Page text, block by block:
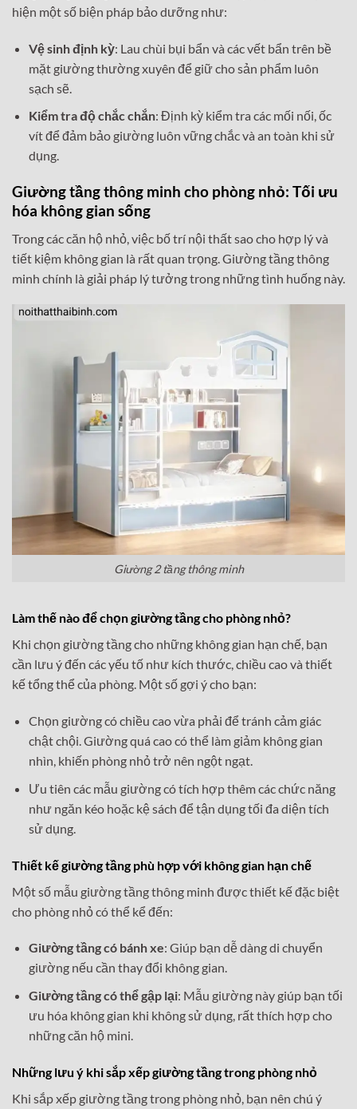
hiện một số biện pháp bảo dưỡng như:
Vệ sinh định kỳ: Lau chùi bụi bẩn và các vết bẩn trên bề
mặt giường thường xuyên để giữ cho sản phẩm luôn
sạch sẽ.
Kiểm tra độ chắc chắn: Định kỳ kiểm tra các mối nối, ốc
vít để đảm bảo giường luôn vững chắc và an toàn khi sử
dụng.
Giường tầng thông minh cho phòng nhỏ: Tối ưu
hóa không gian sống
Trong các căn hộ nhỏ, việc bố trí nội thất sao cho hợp lý và
tiết kiệm không gian là rất quan trọng. Giường tầng thông
minh chính là giải pháp lý tưởng trong những tình huống này.
Giường 2 tầng thông minh
Làm thế nào để chọn giường tầng cho phòng nhỏ?
Khi chọn giường tầng cho những không gian hạn chế, bạn
cần lưu ý đến các yếu tố như kích thước, chiều cao và thiết
kế tổng thể của phòng. Một số gợi ý cho bạn:
Chọn giường có chiều cao vừa phải để tránh cảm giác
chật chội. Giường quá cao có thể làm giảm không gian
nhìn, khiến phòng nhỏ trở nên ngột ngạt.
Ưu tiên các mẫu giường có tích hợp thêm các chức năng
như ngăn kéo hoặc kệ sách để tận dụng tối đa diện tích
sử dụng.
Thiết kế giường tầng phù hợp với không gian hạn chế
Một số mẫu giường tầng thông minh được thiết kế đặc biệt
cho phòng nhỏ có thể kể đến:
Giường tầng có bánh xe: Giúp bạn dễ dàng di chuyển
giường nếu cần thay đổi không gian.
Giường tầng có thể gập lại: Mẫu giường này giúp bạn tối
ưu hóa không gian khi không sử dụng, rất thích hợp cho
những căn hộ mini.
Những lưu ý khi sắp xếp giường tầng trong phòng nhỏ
Khi sắp xếp giường tầng trong phòng nhỏ, bạn nên chú ý